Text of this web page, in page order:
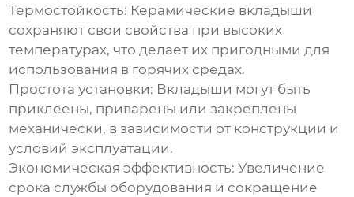
Термостойкость: Керамические вкладыши
сохраняют свои свойства при высоких
температурах, что делает их пригодными для
использования в горячих средах.
Простота установки: Вкладыши могут быть
приклеены, приварены или закреплены
механически, в зависимости от конструкции и
условий эксплуатации.
Экономическая эффективность: Увеличение
срока службы оборудования и сокращение